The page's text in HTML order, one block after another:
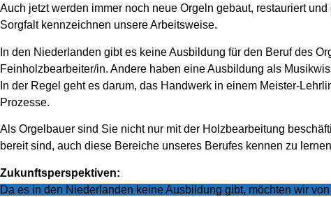
Auch jetzt werden immer noch neue Orgeln gebaut, restauriert
Sorgfalt kennzeichnen unsere Arbeitsweise.
In den Niederlanden gibt es keine Ausbildung für den Beruf des
Feinholzbearbeiter/in. Andere haben eine Ausbildung als
In der Regel geht es darum, das Handwerk in einem Meister-
Prozesse.
Als Orgelbauer sind Sie nicht nur mit der Holzbearbeitung
bereit sind, auch diese Bereiche unseres Berufes kennen zu
Zukunftsperspektiven:
Da es in den Niederlanden keine Ausbildung gibt, möchten wir